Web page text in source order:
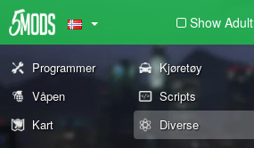
Show Adult
Programmer Kjøretøy
Våpen
Scripts
Kart
Diverse